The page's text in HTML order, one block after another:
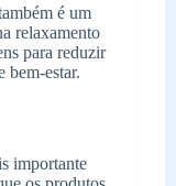
é um
relaxamento
para reduzir
bem-estar.
importante